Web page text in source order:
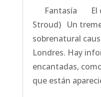
Fantasía El
Stroud) Un
sobrenatural
Londres. Hay
encantadas,
que están